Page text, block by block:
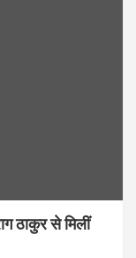
ठाकुर से मिलीं